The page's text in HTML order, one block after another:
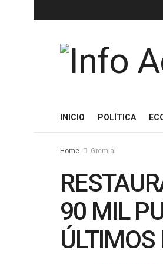
INICIO POLÍTICA
Home Gremial
90 MIL
ÚLTIMOS